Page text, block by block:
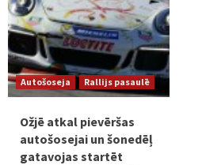
Autošoseja Rallijs pasaulē
Ožjē atkal pievēršas
autošosejai un šonedēļ
gatavojas startēt